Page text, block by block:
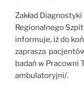
Zakład
Regionalnego
informuje, iż do
zaprasza
badań w Pracowni
ambulatoryjni/.